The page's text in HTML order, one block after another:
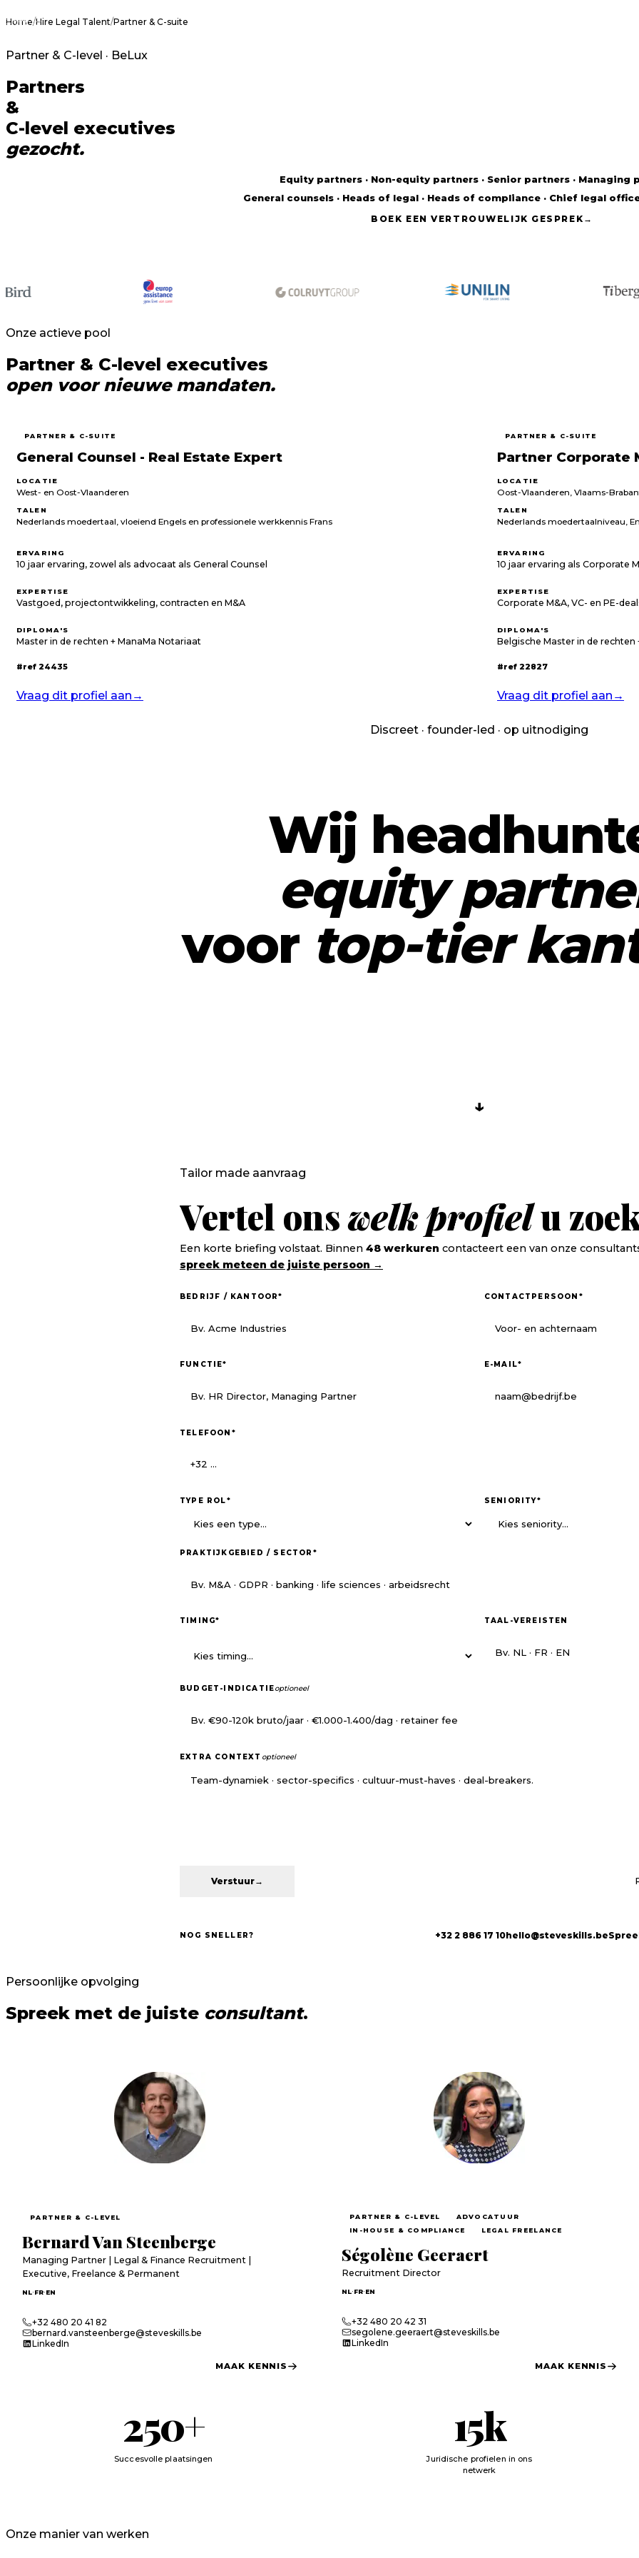
Home/Hire Legal Talent/Partner & C-suite
Partner & C-level · BeLux
Partners
&
C-level executives
gezocht.
Equity partners · Non-equity partners · Senior partners · Managing
General counsels · Heads of legal · Heads of compliance · Chief legal
BOEK EEN VERTROUWELIJK GESPREK →
Onze actieve pool
Partner & C-level executives
open voor nieuwe mandaten.
PARTNER & C-SUITE
General Counsel - Real Estate Expert
LOCATIE
West- en Oost-Vlaanderen
TALEN
Nederlands moedertaal, vloeiend Engels en professionele werkkennis Frans
ERVARING
10 jaar ervaring, zowel als advocaat als General Counsel
EXPERTISE
Vastgoed, projectontwikkeling, contracten en M&A
DIPLOMA'S
Master in de rechten + ManaMa Notariaat
#ref 24435
Vraag dit profiel aan →
PARTNER & C-SUITE
Partner Corporate
LOCATIE
Oost-Vlaanderen, Vlaams-
TALEN
Nederlands moedertaalniveau,
ERVARING
10 jaar ervaring als Corporate
EXPERTISE
Corporate M&A, VC- en PE-
DIPLOMA'S
Belgische Master in de rechten
#ref 22827
Vraag dit profiel aan →
Discreet · founder-led · op uitnodiging
Wij
equity partners
equity
voortop-tier
voor top-tier
↓
Tailor made aanvraag
Vertel onswelkprofielu
Een korte briefing volstaat. Binnen 48 werkuren contacteert een van onze
spreek meteen de juiste persoon →
BEDRIJF / KANTOOR* CONTACTPERSOON *
FUNCTIE* E-MAIL*
TELEFOON *
TYPE ROL* SENIORITY*
PRAKTIJKGEBIED / SECTOR *
TIMING* TAAL-VEREISTEN
BUDGET-INDICATIEoptioneel
EXTRA CONTEXT optioneel
Verstuur→
NOG SNELLER? +32 2 886 17 10hello@steveskills.be
Persoonlijke opvolging
Spreek met de juiste consultant.
PARTNER & C-LEVEL
Bernard Van Steenberge
Managing Partner | Legal & Finance Recruitment |
Executive, Freelance & Permanent
NL·FR·EN
+32 480 20 41 82
bernard.vansteenberge@steveskills.be
LinkedIn
MAAK KENNIS
PARTNER & C-LEVEL
ADVOCATUUR
IN-HOUSE & COMPLIANCE
LEGAL FREELANCE
Ségolène Geeraert
Recruitment Director
NL·FR·EN
+32 480 20 42 31
segolene.geeraert@steveskills.be
LinkedIn
MAAK KENNIS
250+
Succesvolle plaatsingen
15k
Juridische profielen in ons
netwerk
Onze manier van werken